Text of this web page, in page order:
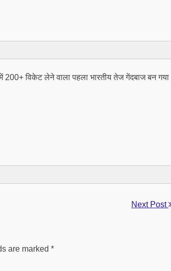
विकेट लेने वाला पहला भारतीय तेज गेंदबाज बन गया
Next Post
are marked *